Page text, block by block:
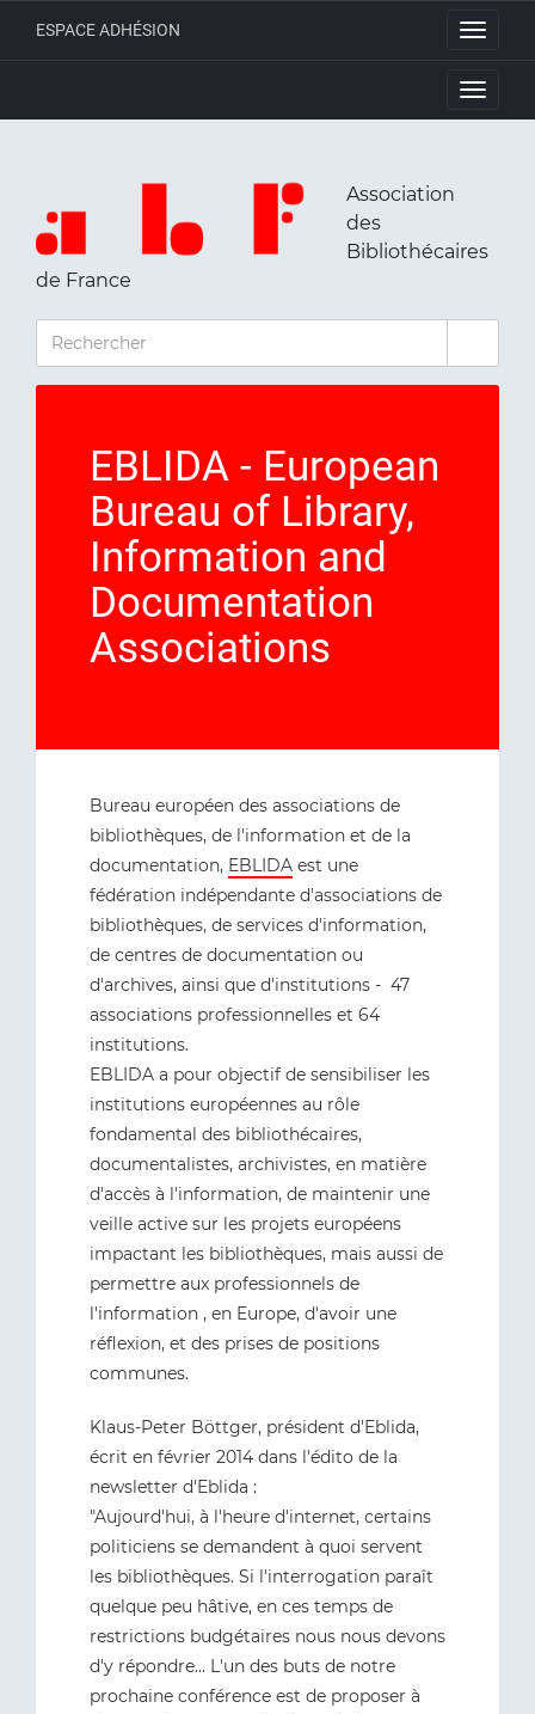
Toggle
ESPACE ADHÉSION
Toggle
Association
des
Bibliothécaires
de France
RECHERCHER
EBLIDA - European
Bureau of Library,
Information and
Documentation
Associations
Bureau européen des associations de
bibliothèques, de l'information et de la
documentation, EBLIDA est une
fédération indépendante d'associations de
bibliothèques, de services d'information,
de centres de documentation ou
d'archives, ainsi que d'institutions - 47
associations professionnelles et 64
institutions.
EBLIDA a pour objectif de sensibiliser les
institutions européennes au rôle
fondamental des bibliothécaires,
documentalistes, archivistes, en matière
d'accès à l'information, de maintenir une
veille active sur les projets européens
impactant les bibliothèques, mais aussi de
permettre aux professionnels de
l'information , en Europe, d'avoir une
réflexion, et des prises de positions
communes.
Klaus-Peter Böttger, président d'Eblida,
écrit en février 2014 dans l'édito de la
newsletter d'Eblida :
"Aujourd'hui, à l'heure d'internet, certains
politiciens se demandent à quoi servent
les bibliothèques. Si l'interrogation paraît
quelque peu hâtive, en ces temps de
restrictions budgétaires nous nous devons
d'y répondre... L'un des buts de notre
prochaine conférence est de proposer à